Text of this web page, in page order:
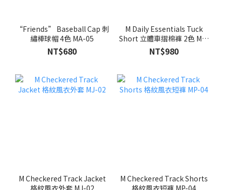
“Friends” Baseball Cap 刺
繡棒球帽 4色 MA-05
NT$680
M Daily Essentials Tuck
Short 立體車摺棉褲 2色 MP-
05
NT$980
M Checkered Track Jacket
格紋風衣外套 MJ-02
M Checkered Track Shorts
格紋風衣短褲 MP-04